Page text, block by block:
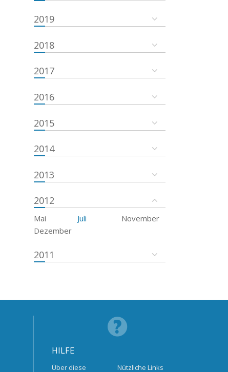
2019
2018
2017
2016
2015
2014
2013
2012
Mai Juli
November
Dezember
2011
HILFE
Über diese Nützliche Links